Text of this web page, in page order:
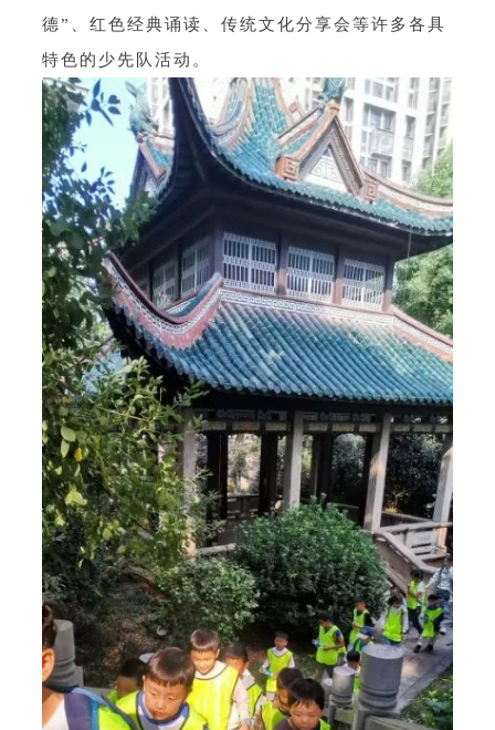
德”、红色经典诵读、传统文化分享会等许多各具
特色的少先队活动。